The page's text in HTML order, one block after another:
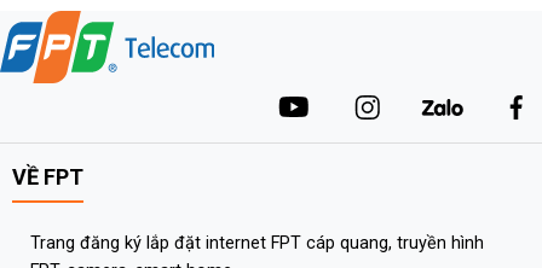
VỀ FPT
Trang đăng ký lắp đặt internet FPT cáp quang, truyền hình